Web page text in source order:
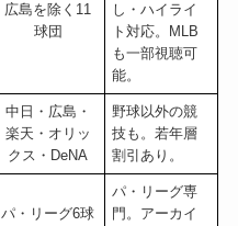
広島を除く11
球団
し・ハイライ
ト対応。MLB
も一部視聴可
能。
中日・広島・
楽天・オリッ
クス・DeNA
野球以外の競
技も。若年層
割引あり。
パ・リーグ6球
パ・リーグ専
門。アーカイ